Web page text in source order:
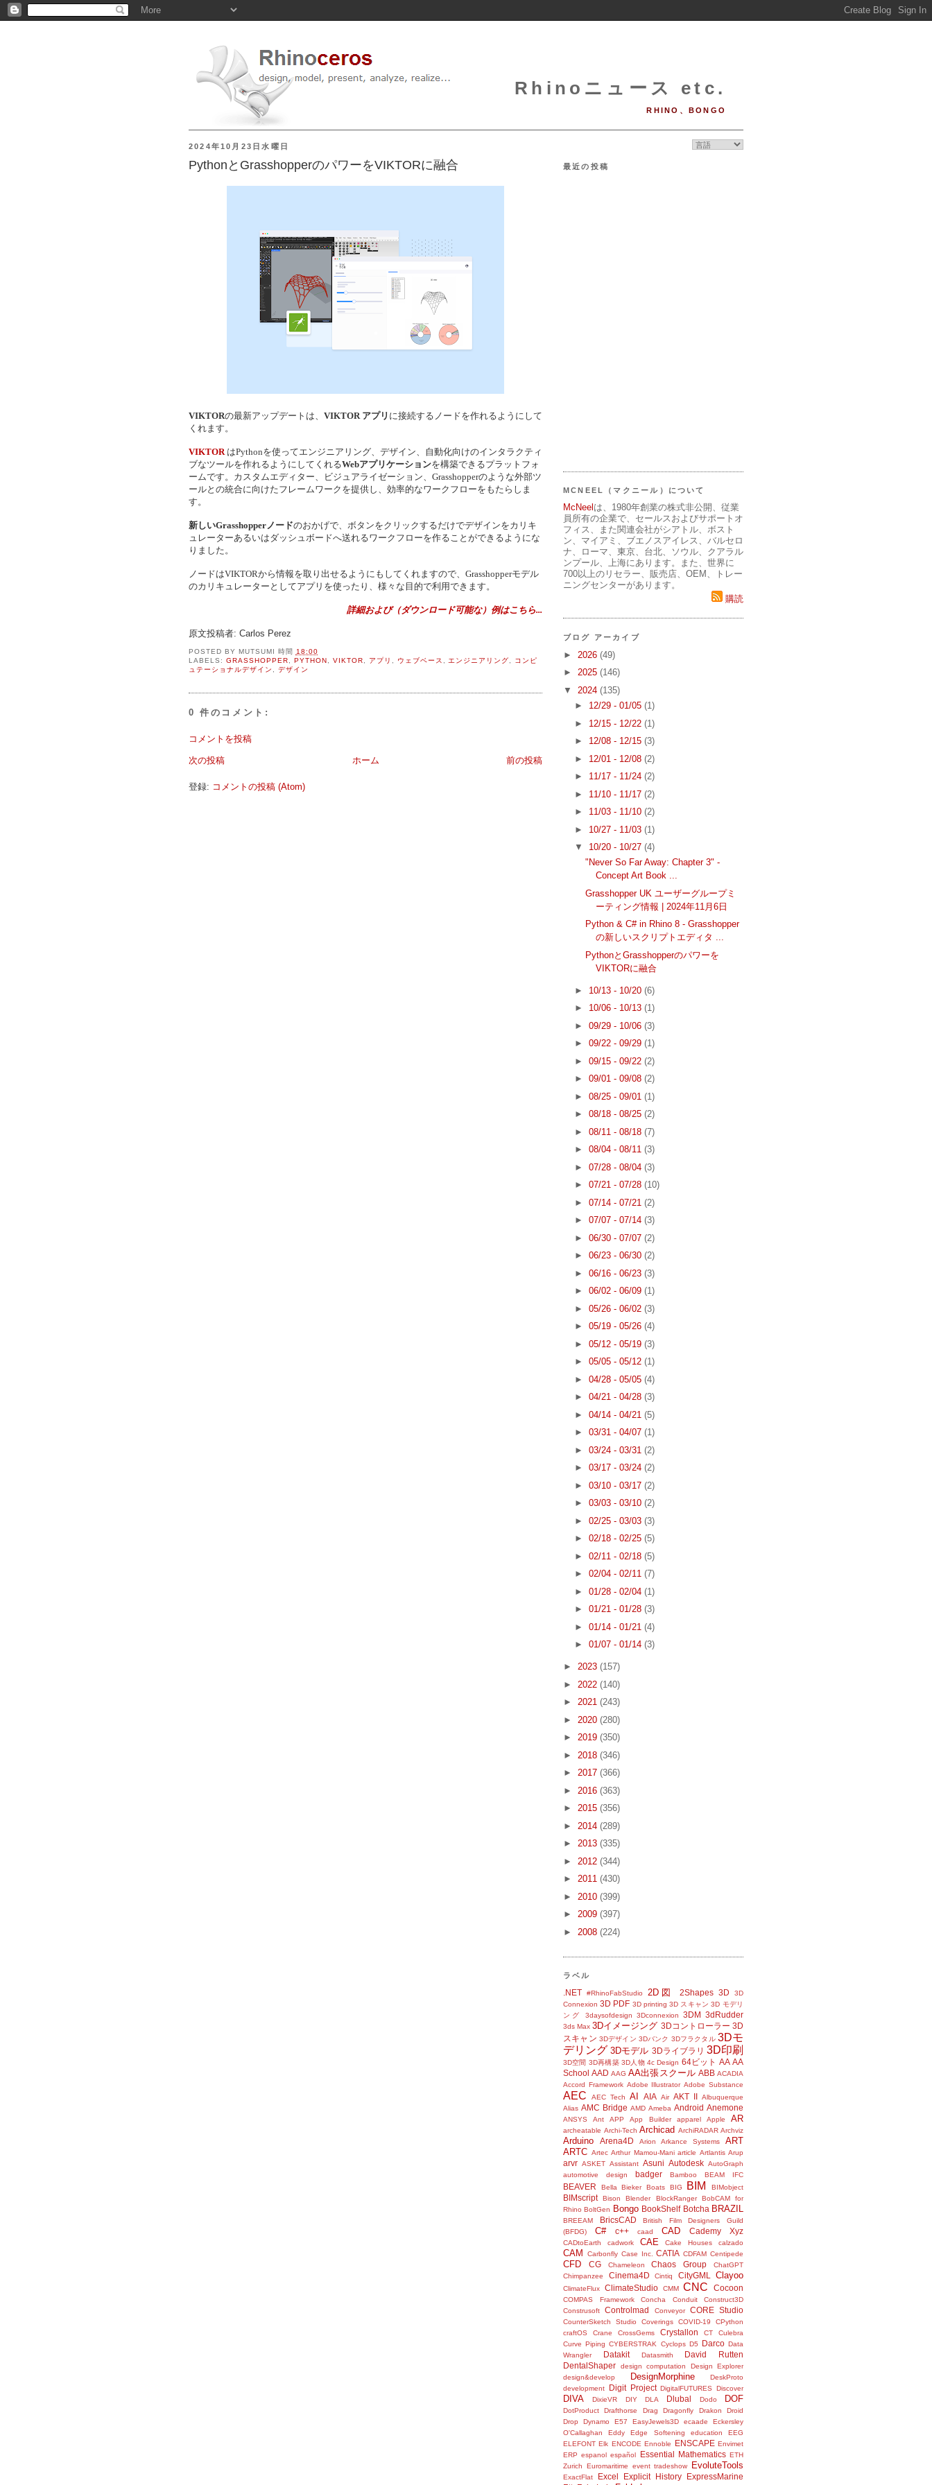
Rhinoニュース etc.
RHINO、BONGO
2024年10月23日水曜日
PythonとGrasshopperのパワーをVIKTORに融合
VIKTORの最新アップデートは、 VIKTOR アプリ に接続するノードを作れるようにして
くれます。
VIKTORはPythonを使ってエンジニアリング、デザイン、自動化向けのインタラクティ
ブなツールを作れるようにしてくれるWebアプリケーションを構築できるプラットフォ
ームです。カスタムエディター、ビジュアライゼーション、Grasshopperのような外部ツ
ールとの統合に向けたフレームワークを提供し、効率的なワークフローをもたらしま
す。
新しいGrasshopperノードのおかげで、ボタンをクリックするだけでデザインをカリキ
ュレーターあるいはダッシュボードへ送れるワークフローを作ることができるようにな
りました。
ノードはVIKTORから情報を取り出せるようにもしてくれますので、Grasshopperモデル
のカリキュレーターとしてアプリを使ったり、様々な目的で利用できます。
詳細および（ダウンロード可能な）例はこちら...
原文投稿者: Carlos Perez
POSTED BY MUTSUMI 時間
18:00
LABELS: GRASSHOPPER PYTHON VIKTOR アプリ ウェブベース エンジニアリング
コンピ
ュテーショナルデザイン
デザイン
0 件のコメント:
コメントを投稿
次の投稿 前の投稿
ホーム
登録: コメントの投稿 (Atom)
最近の投稿
MCNEEL（マクニール）について
McNeelは、1980年創業の株式非公開、従業
員所有の企業で、セールスおよびサポートオ
フィス、また関連会社がシアトル、ボスト
ン、マイアミ、ブエノスアイレス、バルセロ
ナ、ローマ、東京、台北、ソウル、クアラル
ンプール、上海にあります。また、世界に
700以上のリセラー、販売店、OEM、トレー
ニングセンターがあります。
購読
ブログ アーカイブ
► 2026 (49)
► 2025 (146)
▼ 2024 (135)
► 12/29 - 01/05 (1)
► 12/15 - 12/22 (1)
► 12/08 - 12/15 (3)
► 12/01 - 12/08 (2)
► 11/17 - 11/24 (2)
► 11/10 - 11/17 (2)
► 11/03 - 11/10 (2)
► 10/27 - 11/03 (1)
▼ 10/20 - 10/27 (4)
"Never So Far Away: Chapter 3" -
Concept Art Book ...
Grasshopper UK ユーザーグループミ
ーティング情報 | 2024年11月6日
Python & C# in Rhino 8 - Grasshopper
の新しいスクリプトエディタ ...
PythonとGrasshopperのパワーを
VIKTORに融合
► 10/13 - 10/20 (6)
► 10/06 - 10/13 (1)
► 09/29 - 10/06 (3)
► 09/22 - 09/29 (1)
► 09/15 - 09/22 (2)
► 09/01 - 09/08 (2)
► 08/25 - 09/01 (1)
► 08/18 - 08/25 (2)
► 08/11 - 08/18 (7)
► 08/04 - 08/11 (3)
► 07/28 - 08/04 (3)
► 07/21 - 07/28 (10)
► 07/14 - 07/21 (2)
► 07/07 - 07/14 (3)
► 06/30 - 07/07 (2)
► 06/23 - 06/30 (2)
► 06/16 - 06/23 (3)
► 06/02 - 06/09 (1)
► 05/26 - 06/02 (3)
► 05/19 - 05/26 (4)
► 05/12 - 05/19 (3)
► 05/05 - 05/12 (1)
► 04/28 - 05/05 (4)
► 04/21 - 04/28 (3)
► 04/14 - 04/21 (5)
► 03/31 - 04/07 (1)
► 03/24 - 03/31 (2)
► 03/17 - 03/24 (2)
► 03/10 - 03/17 (2)
► 03/03 - 03/10 (2)
► 02/25 - 03/03 (3)
► 02/18 - 02/25 (5)
► 02/11 - 02/18 (5)
► 02/04 - 02/11 (7)
► 01/28 - 02/04 (1)
► 01/21 - 01/28 (3)
► 01/14 - 01/21 (4)
► 01/07 - 01/14 (3)
► 2023 (157)
► 2022 (140)
► 2021 (243)
► 2020 (280)
► 2019 (350)
► 2018 (346)
► 2017 (366)
► 2016 (363)
► 2015 (356)
► 2014 (289)
► 2013 (335)
► 2012 (344)
► 2011 (430)
► 2010 (399)
► 2009 (397)
► 2008 (224)
ラベル
.NET #RhinoFabStudio 2D図 2Shapes 3D
3D
Connexion 3D PDF 3D printing 3D スキャン 3D モデリ
ング
3daysofdesign 3Dconnexion 3DM 3dRudder
3ds Max 3Dイメージング 3Dコントローラー 3D
スキャン 3Dデザイン 3Dバンク 3Dフラクタル 3Dモ
デリング 3Dモデル 3Dライブラリ 3D印刷
3D空間 3D再構築 3D人物 4c Design 64ビット AA AA
School AAD AAG AA出張スクール ABB ACADIA
Accord Framework Adobe Illustrator Adobe Substance
AEC AEC Tech AI AIA Air AKT II Albuquerque
Alias AMC Bridge AMD Ameba Android Anemone
ANSYS Ant APP App Builder apparel Apple AR
archeatable Archi-Tech Archicad ArchiRADAR Archviz
Arduino Arena4D Arion Arkance Systems
ART
ARTC Artec Arthur Mamou-Mani article Artlantis Arup
arvr ASKET Assistant Asuni Autodesk AutoGraph
automotive design
badger Bamboo BEAM IFC
BEAVER Bella Bieker Boats BIG BIM BIMobject
BIMscript Bison Blender BlockRanger
BobCAM for
Rhino BoltGen Bongo BookShelf Botcha BRAZIL
BREEAM BricsCAD
British Film Designers Guild
(BFDG)
C# c++ caad CAD Cademy Xyz
CADtoEarth cadwork CAE Cake Houses calzado
CAM Carbonfly Case Inc. CATIA CDFAM Centipede
CFD CG Chameleon Chaos Group
ChatGPT
Chimpanzee
Cinema4D Cintiq CityGML Clayoo
ClimateFlux ClimateStudio CMM CNC Cocoon
COMPAS Framework Concha Conduit
Construct3D
Construsoft
Controlmad Conveyor CORE Studio
CounterSketch Studio Coverings COVID-19
CPython
craftOS
Crane CrossGems Crystallon CT
Culebra
Curve Piping CYBERSTRAK Cyclops D5 Darco Data
Wrangler
Datakit Datasmith
David Rutten
DentalShaper
design computation
Design Explorer
design&develop
DesignMorphine
DeskProto
development
Digit Project DigitalFUTURES Discover
DIVA DixieVR DIY DLA Dlubal Dodo DOF
DotProduct Drafthorse Drag Dragonfly Drakon
Droid
Drop
Dynamo E57 EasyJewels3D ecaade
Eckersley
O'Callaghan
Eddy Edge Softening education
EEG
ELEFONT Elk ENCODE Ennoble ENSCAPE Envimet
ERP espanol español Essential Mathematics ETH
Zurich
Euromaritime event tradeshow EvoluteTools
ExactFlat Excel Explicit History
ExpressMarine